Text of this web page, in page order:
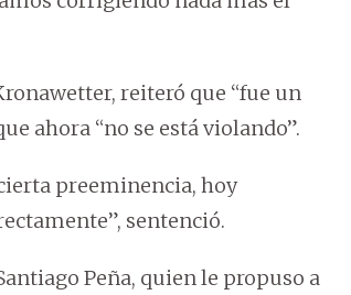
reiteró que “fue un
ahora “no se está violando”.
preeminencia, hoy
sentenció.
Peña, quien le propuso a